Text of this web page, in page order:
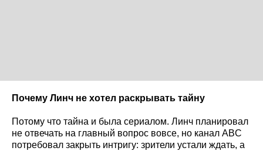
Почему Линч не хотел раскрывать тайну
Потому что тайна и была сериалом. Линч планировал
не отвечать на главный вопрос вовсе, но канал ABC
потребовал закрыть интригу: зрители устали ждать, а